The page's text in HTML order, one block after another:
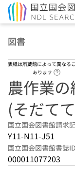
図書
表紙は所蔵館によって異なる
あります
農作業
(そだて
国立国会図書館請求
Y11-N11-J51
国立国会図書館書誌ID
000011077203